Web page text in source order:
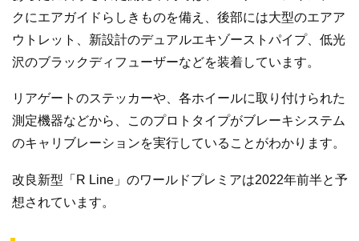
クにエアガイドらしきものを備え、後部には大型のエアア
ウトレット、新設計のデュアルエキゾーストパイプ、低光
沢のブラックディフューザーなどを装着しています。
リアゲートのステッカーや、各ホイールに取り付けられた
測定機器などから、このプロトタイプがブレーキシステム
のキャリブレーションを実行していることがわかります。
改良新型「R Line」のワールドプレミアは2022年前半と予
想されています。